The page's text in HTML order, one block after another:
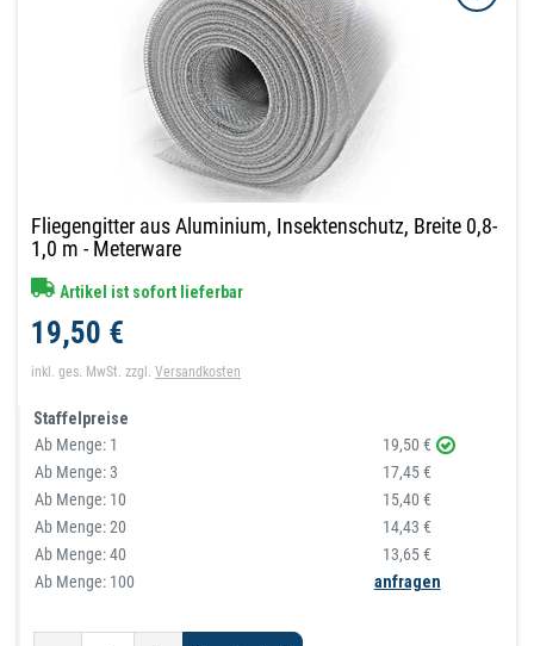
Fliegengitter aus Aluminium, Insektenschutz, Breite 0,8-
1,0 m - Meterware
Artikel ist sofort lieferbar
19,50 €
inkl. ges. MwSt. zzgl.Versandkosten
Staffelpreise
Ab Menge: 1
19,50 €
Ab Menge:3
17,45 €
Ab Menge: 10
15,40 €
Ab Menge:20
14,43 €
Ab Menge:40
13,65 €
Ab Menge: 100
anfragen